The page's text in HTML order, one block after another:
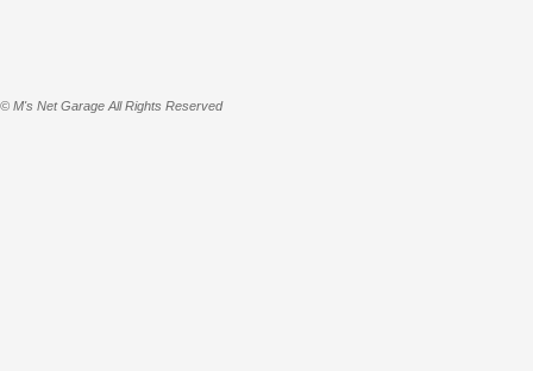
© M's Net Garage All Rights Reserved